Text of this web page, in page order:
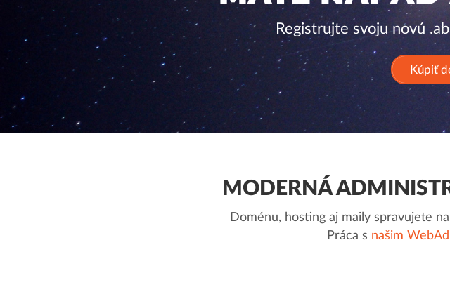
Registrujte svoju novú
Kúpiť
MODERNÁ
Doménu, hosting aj maily spravujete
Práca s našim